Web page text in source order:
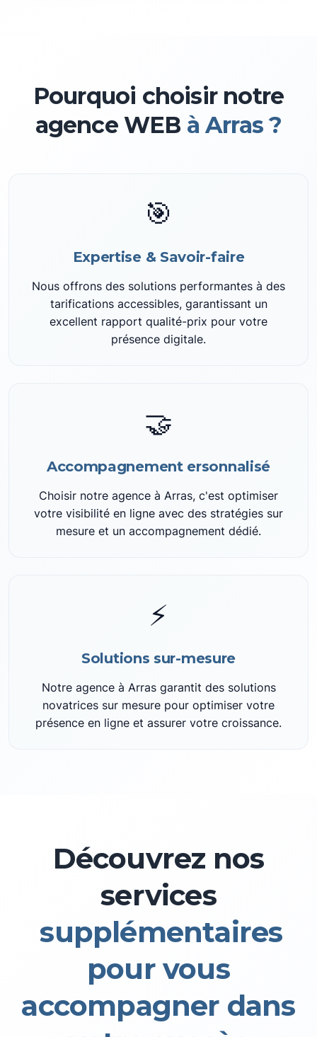
Pourquoi choisir notre
agence WEB à Arras ?
🎯
Expertise & Savoir-faire
Nous offrons des solutions performantes à des
tarifications accessibles, garantissant un
excellent rapport qualité-prix pour votre
présence digitale.
🤝
Accompagnement ersonnalisé
Choisir notre agence à Arras, c'est optimiser
votre visibilité en ligne avec des stratégies sur
mesure et un accompagnement dédié.
⚡
Solutions sur-mesure
Notre agence à Arras garantit des solutions
novatrices sur mesure pour optimiser votre
présence en ligne et assurer votre croissance.
Découvrez nos
services
supplémentaires
pour vous
accompagner dans